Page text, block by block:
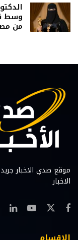
وسط
من
موقع صدي الاخبار
الاخبار